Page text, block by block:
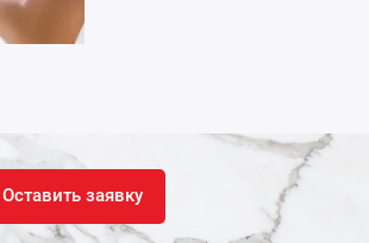
Оставить заявку